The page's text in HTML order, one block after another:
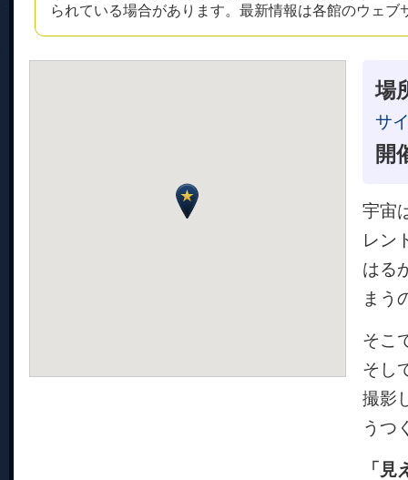
られている場合があります。最新情報は各館のウェ
場
サ
開
宇宙
レン
はる
まう
そこ
そし
撮影
うつ
「